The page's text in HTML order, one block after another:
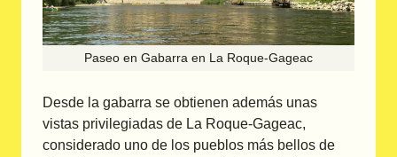
Paseo en Gabarra en La Roque-Gageac
Desde la gabarra se obtienen además unas
vistas privilegiadas de La Roque-Gageac,
considerado uno de los pueblos más bellos de